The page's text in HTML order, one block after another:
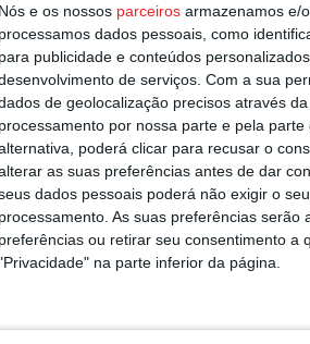
Nós e os nossos parceiros armazenamos e/
processamos dados pessoais, como
para publicidade e conteúdos
de serviços. Com a sua
de geolocalização precisos através
processamento por nossa parte e pela
poderá clicar para recusar o
as suas preferências antes de dar
dados pessoais poderá não exigir o
processamento. As suas preferências
preferências ou retirar seu consentimento a
na parte inferior da página.
voltam a sair
Tarouca:
Mais do autor